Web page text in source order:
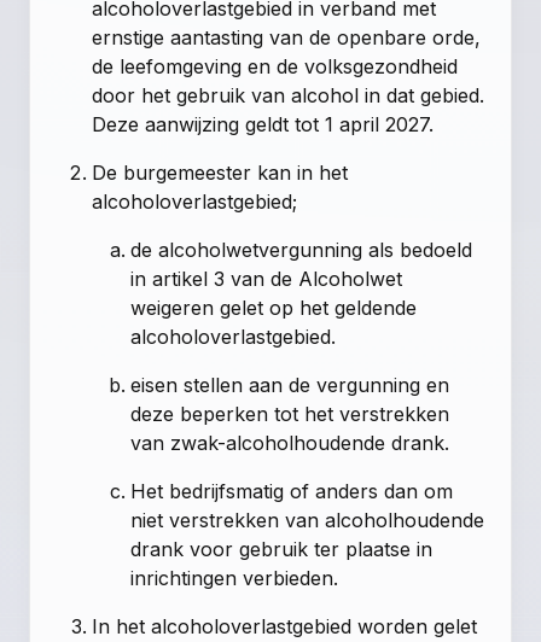
alcoholoverlastgebied in verband met
ernstige aantasting van de openbare orde,
de leefomgeving en de volksgezondheid
door het gebruik van alcohol in dat gebied.
Deze aanwijzing geldt tot 1 april 2027.
De burgemeester kan in het
alcoholoverlastgebied;
de alcoholwetvergunning als bedoeld
in artikel 3 van de Alcoholwet
weigeren gelet op het geldende
alcoholoverlastgebied.
eisen stellen aan de vergunning en
deze beperken tot het verstrekken
van zwak-alcoholhoudende drank.
Het bedrijfsmatig of anders dan om
niet verstrekken van alcoholhoudende
drank voor gebruik ter plaatse in
inrichtingen verbieden.
In het alcoholoverlastgebied worden gelet